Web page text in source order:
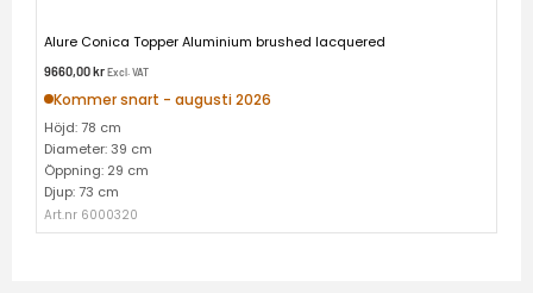
Alure Conica Topper Aluminium brushed lacquered
9660,00krExcl. VAT
Kommer snart - augusti 2026
Höjd: 78 cm
Diameter: 39 cm
Öppning: 29 cm
Djup: 73 cm
Art.nr 6000320